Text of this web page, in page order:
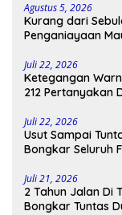
Agustus 5, 2026
Kurang dari
Penganiayaan
Juli 22, 2026
Ketegangan
212 Pertanyakan
Juli 22, 2026
Usut Sampai
Bongkar Seluruh
Juli 21, 2026
2 Tahun Jalan Di
Bongkar Tuntas